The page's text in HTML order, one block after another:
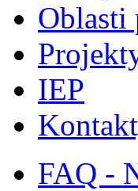
Oblasti
IEP
FAQ -